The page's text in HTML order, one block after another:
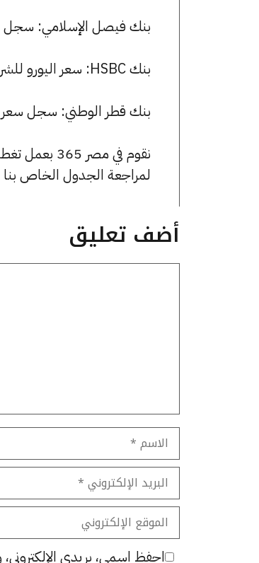
بنك فيصل الإسلامي: سجل سعر اليورو 54.01 جنيها
بنك HSBC: سعر اليورو للشراء هو 54.01 جنيها، وللبيع 54.20 جنيها.
بنك قطر الوطني: سجل سعر اليورو 54.00 جنيها للشراء
نقوم في مصر 365 بعمل تغطية مميزة لسعر اليورو في مصر، يمكنك الاطلاع على صفحة
لمراجعة الجدول الخاص
أضف تعليق
الاسم
البريد
الإلكتروني
الموقع
الإلكتروني
احفظ اسمي، بريدي